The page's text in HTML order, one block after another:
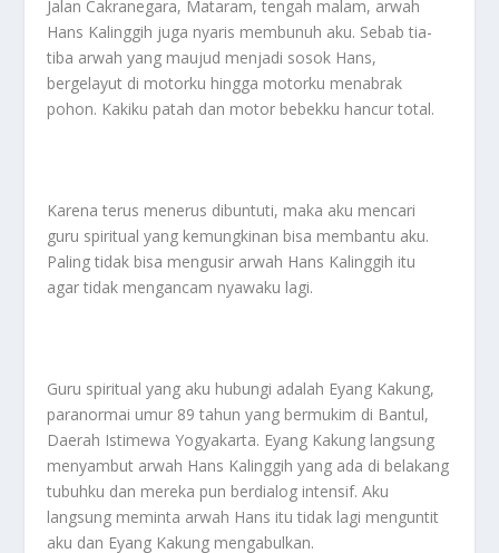
Jalan Cakranegara, Mataram, tengah malam, arwah
Hans Kalinggih juga nyaris membunuh aku. Sebab tia-
tiba arwah yang maujud menjadi sosok Hans,
bergelayut di motorku hingga motorku menabrak
pohon. Kakiku patah dan motor bebekku hancur total.
Karena terus menerus dibuntuti, maka aku mencari
guru spiritual yang kemungkinan bisa membantu aku.
Paling tidak bisa mengusir arwah Hans Kalinggih itu
agar tidak mengancam nyawaku lagi.
Guru spiritual yang aku hubungi adalah Eyang Kakung,
paranormai umur 89 tahun yang bermukim di Bantul,
Daerah Istimewa Yogyakarta. Eyang Kakung langsung
menyambut arwah Hans Kalinggih yang ada di belakang
tubuhku dan mereka pun berdialog intensif. Aku
langsung meminta arwah Hans itu tidak lagi menguntit
aku dan Eyang Kakung mengabulkan.